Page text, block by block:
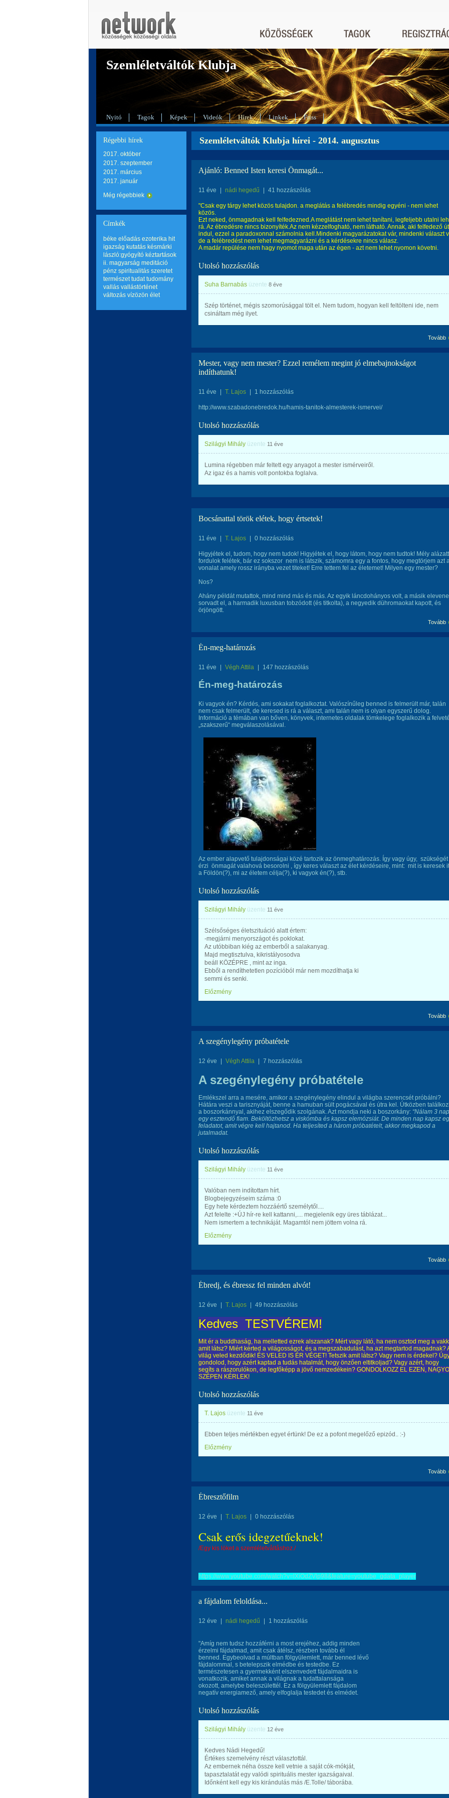
Szemléletváltók Klubja
Nyitó Tagok Képek Videók Hírek Linkek Friss
Régebbi hírek
2017. október
2017. szeptember
2017. március
2017. január
Még régebbiek
Címkék
béke előadás ezoterika hit
igazság kutatás késmárki
lászló:gyógyító kéztartások
ii. magyarság meditáció
pénz spiritualitás szeretet
természet tudat tudomány
vallás vallástörténet
változás vízözön élet
Szemléletváltók Klubja hírei - 2014. augusztus
Ajánló: Benned Isten keresi Önmagát...
11 éve nádi hegedű 41 hozzászólás
"Csak egy tárgy lehet közös tulajdon. a meglátás a felébredés mindig egyéni - nem lehet
közös.
Ezt neked, önmagadnak kell felfedezned.A meglátást nem lehet tanítani, legfeljebb utalni
rá. Az ébredésre nincs bizonyíték.Az nem kézzelfogható, nem látható. Annak, aki felfedező
indul, ezzel a paradoxonnal számolnia kell.Mindenki magyarázatokat vár, mindenki választ
de a felébredést nem lehet megmagyarázni és a kérdésekre nincs válasz.
A madár repülése nem hagy nyomot maga után az égen - azt nem lehet nyomon követni.
Utolsó hozzászólás
Suha Barnabás üzente 8 éve
Szép történet, mégis szomorúsággal tölt el. Nem tudom, hogyan kell feltölteni ide, nem
csináltam még ilyet.
Tovább
Mester, vagy nem mester? Ezzel remélem megint jó elmebajnokságot
indíthatunk!
11 éve T. Lajos 1 hozzászólás
http://www.szabadonebredok.hu/hamis-tanitok-almesterek-ismervei/
Utolsó hozzászólás
Szilágyi Mihály üzente 11 éve
Lumina régebben már feltett egy anyagot a mester ismérveiről.
Az igaz és a hamis volt pontokba foglalva.
Bocsánattal török elétek, hogy értsetek!
11 éve T. Lajos 0 hozzászólás
Higyjétek el, tudom, hogy nem tudok! Higyjétek el, hogy látom, hogy nem tudtok! Mély
fordulok felétek, bár ez sokszor nem is látszik, számomra egy a fontos, hogy megtörjem azt
vonalat amely rossz irányba vezet titeket! Erre tettem fel az életemet! Milyen egy mester?
Nos?
Ahány példát mutattok, mind mind más és más. Az egyik láncdohányos volt, a másik
sorvadt el, a harmadik luxusban tobzódott (és titkolta), a negyedik dühromaokat kapott, és
örjöngött.
Tovább
Én-meg-határozás
11 éve Végh Attila 147 hozzászólás
Én-meg-határozás
Ki vagyok én? Kérdés, ami sokakat foglalkoztat. Valószínűleg benned is felmerült már, talán
nem csak felmerült, de keresed is rá a választ, ami talán nem is olyan egyszerű dolog.
Információ a témában van bőven, könyvek, internetes oldalak tömkelege foglalkozik a
„szakszerű“ megválaszolásával.
Az ember alapvető tulajdonságai közé tartozik az önmeghatározás. Így vagy úgy, szükségét
érzi önmagát valahová besorolni , így keres választ az élet kérdéseire, mint: mit is keresek
a Földön(?), mi az életem célja(?), ki vagyok én(?), stb.
Utolsó hozzászólás
Szilágyi Mihály üzente 11 éve
Szélsőséges életszituáció alatt értem:
-megjárni menyországot és poklokat.
Az utóbbiban kiég az emberből a salakanyag.
Majd megtisztulva, kikristályosodva
beáll KÖZÉPRE , mint az inga.
Ebből a rendíthetetlen pozícióból már nem mozdíthatja ki
semmi és senki.
Előzmény
Tovább
A szegénylegény próbatétele
12 éve Végh Attila 7 hozzászólás
A szegénylegény próbatétele
Emlékszel arra a mesére, amikor a szegénylegény elindul a világba szerencsét próbálni?
Hátára veszi a tarisznyáját, benne a hamuban sült pogácsával és útra kel. Útközben
a boszorkánnyal, akihez elszegődik szolgának. Azt mondja neki a boszorkány: “Nálam 3 nap
egy esztendő fiam. Beköltözhetsz a viskómba és kapsz elemózsiát. De minden nap kapsz
feladatot, amit végre kell hajtanod. Ha teljesíted a három próbatételt, akkor megkapod a
jutalmadat.
Utolsó hozzászólás
Szilágyi Mihály üzente 11 éve
Valóban nem indítottam hírt.
Blogbejegyzéseim száma :0
Egy hete kérdeztem hozzáértő személytől....
Azt felelte :+ÚJ hír-re kell kattanni,.... megjelenik egy üres táblázat...
Nem ismertem a technikáját. Magamtól nem jöttem volna rá.
Előzmény
Tovább
Ébredj, és ébressz fel minden alvót!
12 éve T. Lajos 49 hozzászólás
Kedves TESTVÉREM!
Mit ér a buddhaság, ha melletted ezrek alszanak? Mért vagy látó, ha nem osztod meg a
amit látsz? Miért kérted a világosságot, és a megszabadulást, ha azt megtartod magadnak?
világ veled kezdődik! ÉS VELED IS ÉR VÉGET! Tetszik amit látsz? Vagy nem is érdekel?
gondolod, hogy azért kaptad a tudás hatalmát, hogy önzően eltitkoljad? Vagy azért, hogy
segíts a rászorulókon, de legfőképp a jövő nemzedékein? GONDOLKOZZ EL EZEN,
SZÉPEN KÉRLEK!
Utolsó hozzászólás
T. Lajos üzente 11 éve
Ebben teljes mértékben egyet értünk! De ez a pofont megelőző epizód.. :-)
Előzmény
Tovább
Ébresztőfilm
12 éve T. Lajos 0 hozzászólás
Csak erős idegzetűeknek!
/Egy kis löket a szemléletvåltåshoz./
https://www.youtube.com/watch?v=lXiOdZVlp98&feature=youtube_gdata_player
a fájdalom feloldása...
12 éve nádi hegedű 1 hozzászólás
"Amíg nem tudsz hozzáférni a most erejéhez, addig minden
érzelmi fájdalmad, amit csak átélsz, részben tovább él
benned. Egybeolvad a múltban fölgyülemlett, már benned lévő
fájdalommal, s betelepszik elmédbe és testedbe. Ez
természetesen a gyermekként elszenvedett fájdalmaidra is
vonatkozik, amiket annak a világnak a tudattalansága
okozott, amelybe beleszülettél. Ez a fölgyülemlett fájdalom
negatív energiamező, amely elfoglalja testedet és elmédet.
Utolsó hozzászólás
Szilágyi Mihály üzente 12 éve
Kedves Nádi Hegedű!
Értékes szemelvény részt választottál.
Az embernek néha össze kell vetnie a saját cók-mókját,
tapasztalatát egy valódi spirituális mester igazságaival.
Időnként kell egy kis kirándulás más /E.Tolle/ táborába.